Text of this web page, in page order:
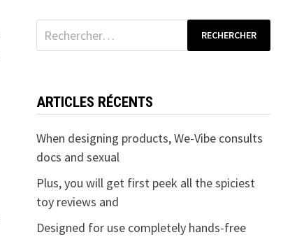
Rechercher :
ARTICLES RÉCENTS
When designing products, We-Vibe consults
docs and sexual
Plus, you will get first peek all the spiciest
toy reviews and
Designed for use completely hands-free